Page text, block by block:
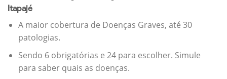
Itapajé
A maior cobertura de Doenças Graves, até 30
patologias.
Sendo 6 obrigatórias e 24 para escolher. Simule
para saber quais as doenças.